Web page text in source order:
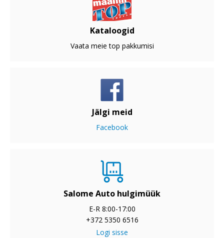
Kataloogid
Vaata meie top pakkumisi
Jälgi meid
Facebook
Salome Auto hulgimüük
E-R 8:00-17:00
+372 5350 6516
Logi sisse